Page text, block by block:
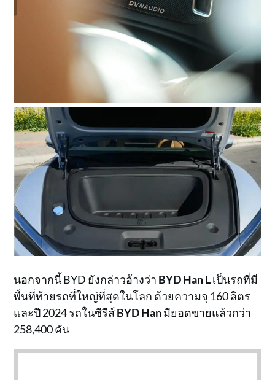
นอกจากนี้ BYD ยังกล่าวอ้างว่า BYD Han Lเป็นรถที่มี
พื้นที่ท้ายรถที่ใหญ่ที่สุดในโลก ด้วยความจุ 160 ลิตร
และปี 2024 รถในซีรีส์BYD Hanมียอดขายแล้วกว่า
258,400 คัน